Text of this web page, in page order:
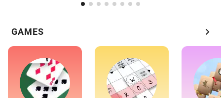
GAMES chevron_right